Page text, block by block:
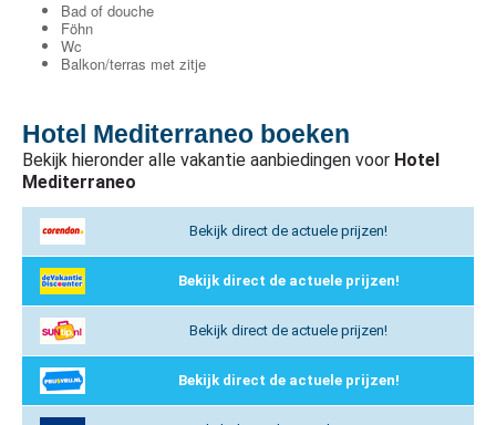
Bad of douche
Föhn
Wc
Balkon/terras met zitje
Hotel Mediterraneo boeken
Bekijk hieronder alle vakantie aanbiedingen voor Hotel
Mediterraneo
Bekijk direct de actuele prijzen!
Bekijk direct de actuele prijzen!
Bekijk direct de actuele prijzen!
Bekijk direct de actuele prijzen!